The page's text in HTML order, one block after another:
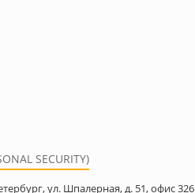
SECURITY)
ул. Шпалерная, д. 51, офис 326